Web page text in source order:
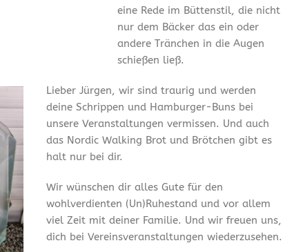
eine Rede im Büttenstil, die nicht
nur dem Bäcker das ein oder
andere Tränchen in die Augen
schießen ließ.
Lieber Jürgen, wir sind traurig und werden
deine Schrippen und Hamburger-Buns bei
unsere Veranstaltungen vermissen. Und auch
das Nordic Walking Brot und Brötchen gibt es
halt nur bei dir.
Wir wünschen dir alles Gute für den
wohlverdienten (Un)Ruhestand und vor allem
viel Zeit mit deiner Familie. Und wir freuen uns,
dich bei Vereinsveranstaltungen wiederzusehen.